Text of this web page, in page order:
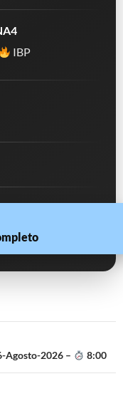
IBP
Agosto-2026 – 8:00